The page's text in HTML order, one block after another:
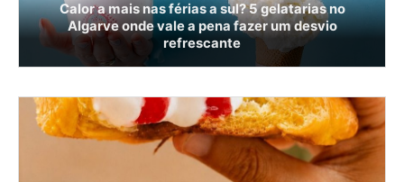
Calor a mais nas férias a sul? 5 gelatarias no
Algarve onde vale a pena fazer um desvio
refrescante